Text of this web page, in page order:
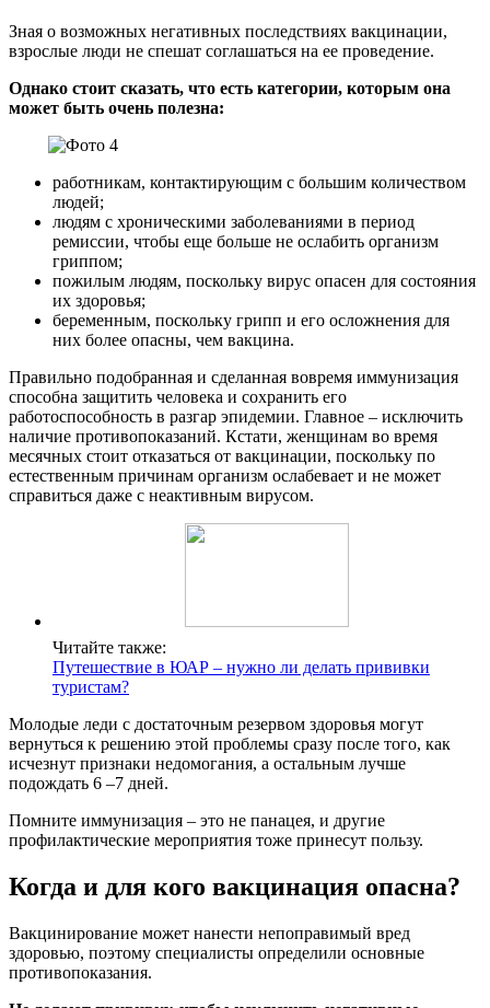
Зная о возможных негативных последствиях вакцинации,
взрослые люди не спешат соглашаться на ее проведение.
Однако стоит сказать, что есть категории, которым она
может быть очень полезна:
работникам, контактирующим с большим количеством
людей;
людям с хроническими заболеваниями в период
ремиссии, чтобы еще больше не ослабить организм
гриппом;
пожилым людям, поскольку вирус опасен для состояния
их здоровья;
беременным, поскольку грипп и его осложнения для
них более опасны, чем вакцина.
Правильно подобранная и сделанная вовремя иммунизация
способна защитить человека и сохранить его
работоспособность в разгар эпидемии. Главное – исключить
наличие противопоказаний. Кстати, женщинам во время
месячных стоит отказаться от вакцинации, поскольку по
естественным причинам организм ослабевает и не может
справиться даже с неактивным вирусом.
Читайте также:
Путешествие в ЮАР – нужно ли делать прививки
туристам?
Молодые леди с достаточным резервом здоровья могут
вернуться к решению этой проблемы сразу после того, как
исчезнут признаки недомогания, а остальным лучше
подождать 6 –7 дней.
Помните иммунизация – это не панацея, и другие
профилактические мероприятия тоже принесут пользу.
Когда и для кого вакцинация опасна?
Вакцинирование может нанести непоправимый вред
здоровью, поэтому специалисты определили основные
противопоказания.